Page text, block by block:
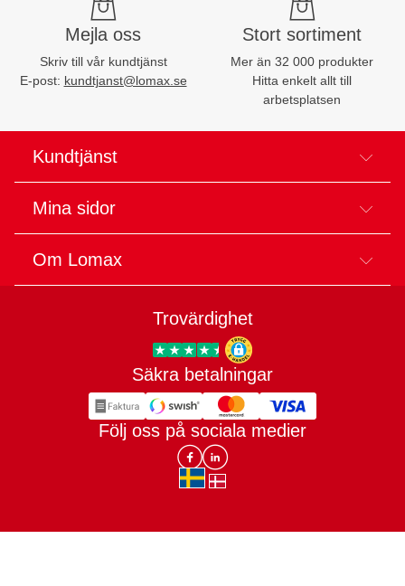
Mejla oss
Skriv till vår kundtjänst
E-post: kundtjanst@lomax.se
Stort sortiment
Mer än 32 000 produkter
Hitta enkelt allt till
arbetsplatsen
Kundtjänst
Mina sidor
Om Lomax
Trovärdighet
Trygg E-handel
Säkra betalningar
Följ oss på sociala medier
Lomax DK Facebook
Lomax SE LinkIn
sv-SEda-DK